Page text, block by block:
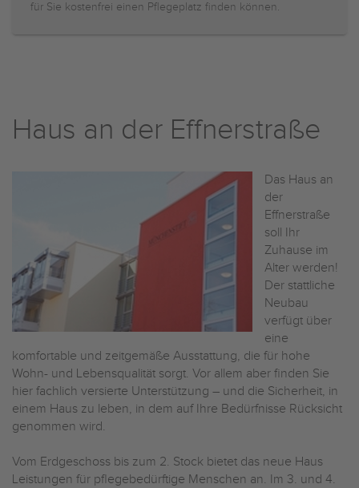
für Sie kostenfrei einen Pflegeplatz finden können.
Haus an der Effnerstraße
Das Haus an
der
Effnerstraße
soll Ihr
Zuhause im
Alter werden!
Der stattliche
Neubau
verfügt über
eine
komfortable und zeitgemäße Ausstattung, die für hohe
Wohn- und Lebensqualität sorgt. Vor allem aber finden Sie
hier fachlich versierte Unterstützung – und die Sicherheit, in
einem Haus zu leben, in dem auf Ihre Bedürfnisse Rücksicht
genommen wird.
Vom Erdgeschoss bis zum 2. Stock bietet das neue Haus
Leistungen für pflegebedürftige Menschen an. Im 3. und 4.